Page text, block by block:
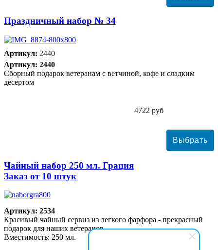
Праздничный набор № 34
Артикул: 2440
Артикул: 2440
Сборный подарок ветеранам с ветчиной, кофе и сладким
десертом
4722 руб
Чайный набор 250 мл. Грация
Заказ от 10 штук
Артикул: 2534
Красивый чайный сервиз из легкого фарфора - прекрасный
подарок для наших ветеранов.
Вместимость: 250 мл.